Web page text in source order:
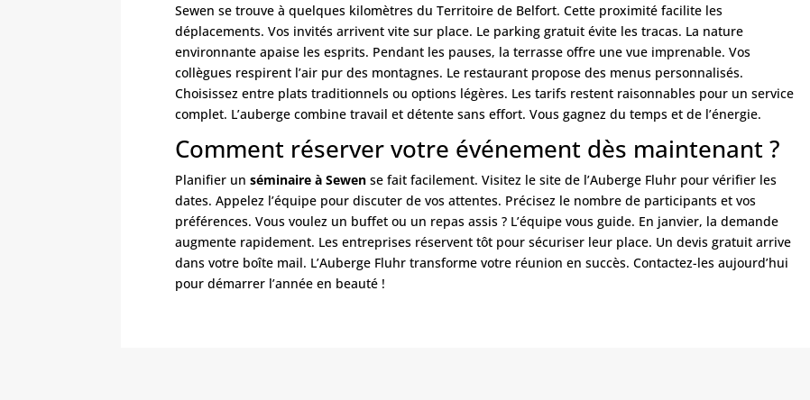
Sewen se trouve à quelques kilomètres du Territoire de Belfort. Cette proximité facilite les
déplacements. Vos invités arrivent vite sur place. Le parking gratuit évite les tracas. La nature
environnante apaise les esprits. Pendant les pauses, la terrasse offre une vue imprenable. Vos
collègues respirent l’air pur des montagnes. Le restaurant propose des menus personnalisés.
Choisissez entre plats traditionnels ou options légères. Les tarifs restent raisonnables pour un service
complet. L’auberge combine travail et détente sans effort. Vous gagnez du temps et de l’énergie.
Comment réserver votre événement dès maintenant ?
Planifier unséminaire à Sewen se fait facilement. Visitez le site de l’Auberge Fluhr pour vérifier les
dates. Appelez l’équipe pour discuter de vos attentes. Précisez le nombre de participants et vos
préférences. Vous voulez un buffet ou un repas assis ? L’équipe vous guide. En janvier, la demande
augmente rapidement. Les entreprises réservent tôt pour sécuriser leur place. Un devis gratuit arrive
dans votre boîte mail. L’Auberge Fluhrtransforme votre réunion en succès. Contactez-les aujourd’hui
pour démarrer l’année en beauté !